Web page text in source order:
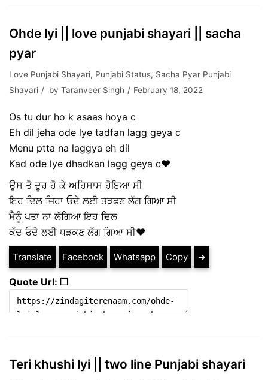
Ohde lyi || love punjabi shayari || sacha
pyar
Love Punjabi Shayari, Punjabi Status, Sacha Pyar Punjabi
Shayari
by Taranveer Singh February 18, 2022
Os tu dur ho k asaas hoya c
Eh dil jeha ode lye tadfan lagg geya c
Menu ptta na laggya eh dil
Kad ode lye dhadkan lagg geya c❤
ਉਸ ਤੋ ਦੂਰ ਹੋ ਕੇ ਅਹਿਸਾਸ ਹੋਇਆ ਸੀ
ਇਹ ਦਿਲ ਜਿਹਾ ਓਦੇ ਲਈ ਤੜਫਣ ਲੱਗ ਗਿਆ ਸੀ
ਮੈਨੂੰ ਪਤਾ ਨਾ ਲੱਗਿਆ ਇਹ ਦਿਲ
ਕੱਦ ਓਦੇ ਲਈ ਧੜਕਣ ਲੱਗ ਗਿਆ ਸੀ❤
Translate Facebook Whatsapp Copy ➔
Quote Url: ❐
Teri khushi lyi || two line Punjabi shayari